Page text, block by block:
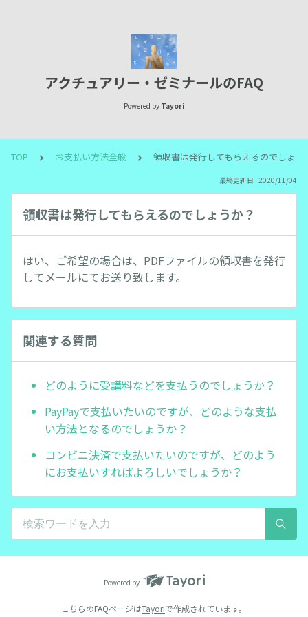
アクチュアリー・ゼミナールのFAQ
Powered by Tayori
TOP お支払い方法全般 領収書は発行してもらえるのでしょう
最終更新日 : 2020/11/04
領収書は発行してもらえるのでしょうか？
はい、ご希望の場合は、PDFファイルの領収書を発行
してメールにてお送り致します。
関連する質問
どのように受講料などを支払うのでしょうか？
PayPayで支払いたいのですが、どのような支払
い方法となるのでしょうか？
コンビニ決済で支払いたいのですが、どのよう
にお支払いすればよろしいでしょうか？
Powered by
こちらのFAQページはTayoriで作成されています。